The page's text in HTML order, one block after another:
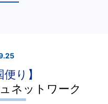
便り】
ネットワーク